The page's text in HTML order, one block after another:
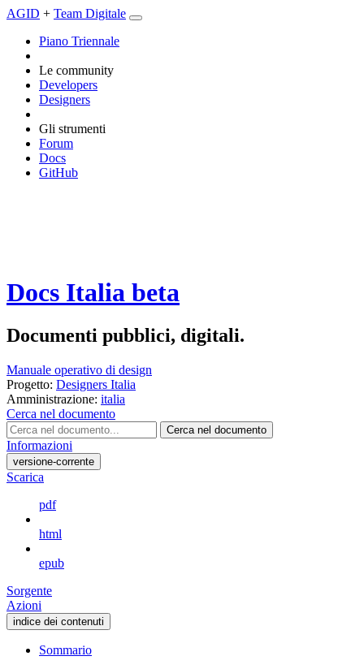
AGID + Team Digitale
Piano Triennale
Le community
Developers
Designers
Gli strumenti
Forum
Docs
GitHub
Docs Italia beta
Documenti pubblici, digitali.
Manuale operativo di design
Progetto: Designers Italia
Amministrazione: italia
Cerca nel documento
Cerca nel documento
Informazioni
versione-corrente
Scarica
pdf
html
epub
Sorgente
Azioni
indice dei contenuti
Sommario